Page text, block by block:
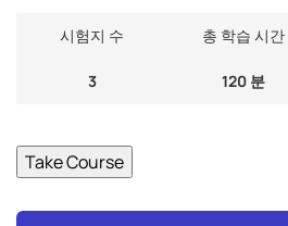
시험지 수 총 학습 시간
3 120 분
Take Course